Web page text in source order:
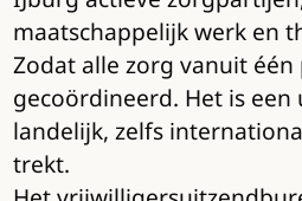
maatschappelijk werk en
Zodat alle zorg vanuit
gecoördineerd. Het is een
landelijk, zelfs
trekt.